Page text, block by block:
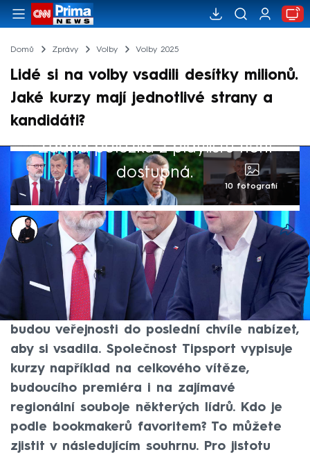
Domů Zprávy Volby Volby 2025
Lidé si na volby vsadili desítky milionů.
Jaké kurzy mají jednotlivé strany a
kandidáti?
Žádná položka z playlistu není
dostupná.
10 fotografií
Marek Veselý
3. říj 2025, 16:17
Během pátku a soboty mohou lidé ve
sněmovních volbách rozhodnout o dalším
směřování České republiky. Bookmakeři
budou veřejnosti do poslední chvíle nabízet,
aby si vsadila. Společnost Tipsport vypisuje
kurzy například na celkového vítěze,
budoucího premiéra i na zajímavé
regionální souboje některých lídrů. Kdo je
podle bookmakerů favoritem? To můžete
zjistit v následujícím souhrnu. Pro jistotu